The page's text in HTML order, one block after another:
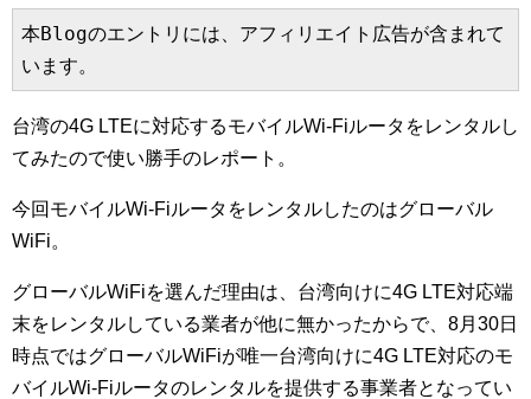
本Blogのエントリには、アフィリエイト広告が含まれて
います。
台湾の4G LTEに対応するモバイルWi-Fiルータをレンタルし
てみたので使い勝手のレポート。
今回モバイルWi-Fiルータをレンタルしたのはグローバル
WiFi。
グローバルWiFiを選んだ理由は、台湾向けに4G LTE対応端
末をレンタルしている業者が他に無かったからで、8月30日
時点ではグローバルWiFiが唯一台湾向けに4G LTE対応のモ
バイルWi-Fiルータのレンタルを提供する事業者となってい